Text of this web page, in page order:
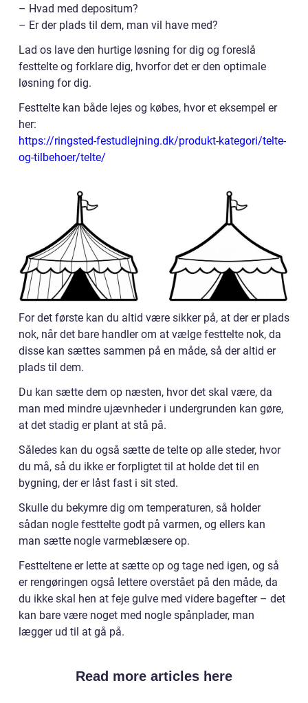
– Hvad med depositum?
– Er der plads til dem, man vil have med?
Lad os lave den hurtige løsning for dig og foreslå
festtelte og forklare dig, hvorfor det er den optimale
løsning for dig.
Festtelte kan både lejes og købes, hvor et eksempel er
her:
https://ringsted-festudlejning.dk/produkt-kategori/telte-
og-tilbehoer/telte/
For det første kan du altid være sikker på, at der er plads
nok, når det bare handler om at vælge festtelte nok, da
disse kan sættes sammen på en måde, så der altid er
plads til dem.
Du kan sætte dem op næsten, hvor det skal være, da
man med mindre ujævnheder i undergrunden kan gøre,
at det stadig er plant at stå på.
Således kan du også sætte de telte op alle steder, hvor
du må, så du ikke er forpligtet til at holde det til en
bygning, der er låst fast i sit sted.
Skulle du bekymre dig om temperaturen, så holder
sådan nogle festtelte godt på varmen, og ellers kan
man sætte nogle varmeblæsere op.
Festteltene er lette at sætte op og tage ned igen, og så
er rengøringen også lettere overstået på den måde, da
du ikke skal hen at feje gulve med videre bagefter – det
kan bare være noget med nogle spånplader, man
lægger ud til at gå på.
Read more articles here